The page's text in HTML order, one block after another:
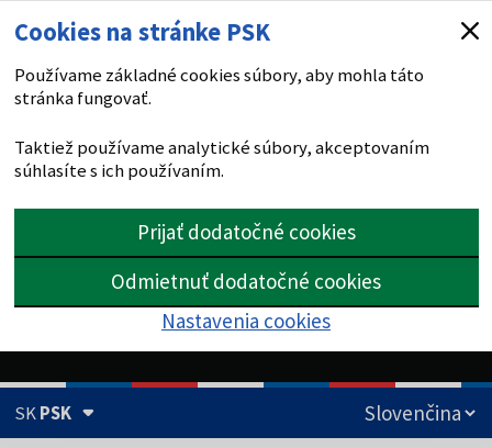
Cookies na stránke PSK
Používame základné cookies súbory, aby mohla táto
stránka fungovať.
Taktiež používame analytické súbory, akceptovaním
súhlasíte s ich používaním.
Prijať dodatočné cookies
Odmietnuť dodatočné cookies
Nastavenia cookies
SKPSK